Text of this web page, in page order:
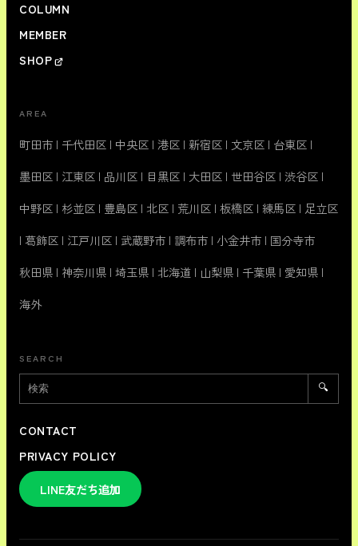
COLUMN
MEMBER
SHOP
AREA
町田市 | 千代田区 | 中央区 | 港区 | 新宿区 | 文京区 | 台東区 |
墨田区 | 江東区 | 品川区 | 目黒区 | 大田区 | 世田谷区 | 渋谷区 |
中野区 | 杉並区 | 豊島区 | 北区 | 荒川区 | 板橋区 | 練馬区 | 足立区
| 葛飾区 | 江戸川区 | 武蔵野市 | 調布市 | 小金井市 | 国分寺市
秋田県 | 神奈川県 | 埼玉県 | 北海道 | 山梨県 | 千葉県 | 愛知県 |
海外
SEARCH
🔍
CONTACT
PRIVACY POLICY
LINE友だち追加